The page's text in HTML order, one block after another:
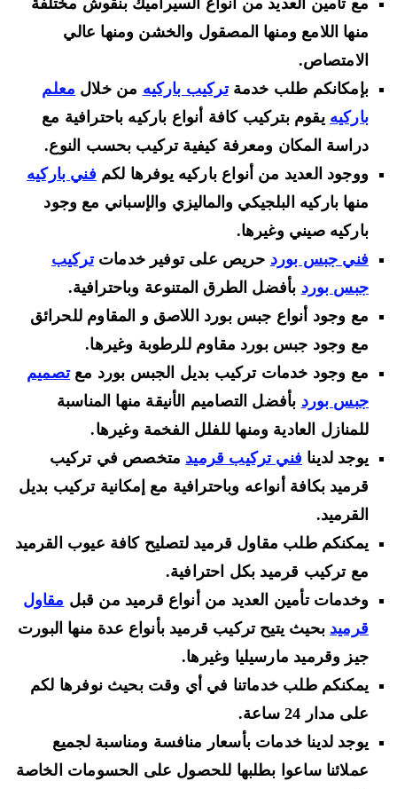
مع تأمين العديد من أنواع السيراميك بنقوش مختلفة
منها اللامع ومنها المصقول والخشن ومنها عالي
الامتصاص.
بإمكانكم طلب خدمةتركيب باركيه من خلالمعلم
باركيه يقوم بتركيب كافة أنواع باركيه باحترافية مع
دراسة المكان ومعرفة كيفية تركيب بحسب النوع.
ووجود العديد من أنواع باركيه يوفرها لكمفني باركيه
منها باركيه البلجيكي والماليزي والإسباني مع وجود
باركيه صيني وغيرها.
فني جبس بوردحريص على توفير خدماتتركيب
جبس بوردبأفضل الطرق المتنوعة وباحترافية.
مع وجود أنواع جبس بورد اللاصق و المقاوم للحرائق
مع وجود جبس بورد مقاوم للرطوبة وغيرها.
مع وجود خدمات تركيب بديل الجبس بورد مع تصميم
جبس بوردبأفضل التصاميم الأنيقة منها المناسبة
للمنازل العادية ومنها للفلل الفخمة وغيرها.
يوجد لدينافني تركيب قرميد متخصص في تركيب
قرميد بكافة أنواعه وباحترافية مع إمكانية تركيب بديل
القرميد.
يمكنكم طلب مقاول قرميد لتصليح كافة عيوب القرميد
مع تركيب قرميد بكل احترافية.
وخدمات تأمين العديد من أنواع قرميد من قبلمقاول
قرميد بحيث يتيح تركيب قرميد بأنواع عدة منها البورت
جيز وقرميد مارسيليا وغيرها.
يمكنكم طلب خدماتنا في أي وقت بحيث نوفرها لكم
على مدار 24 ساعة.
يوجد لدينا خدمات بأسعار منافسة ومناسبة لجميع
عملائنا ساعوا بطلبها للحصول على الحسومات الخاصة